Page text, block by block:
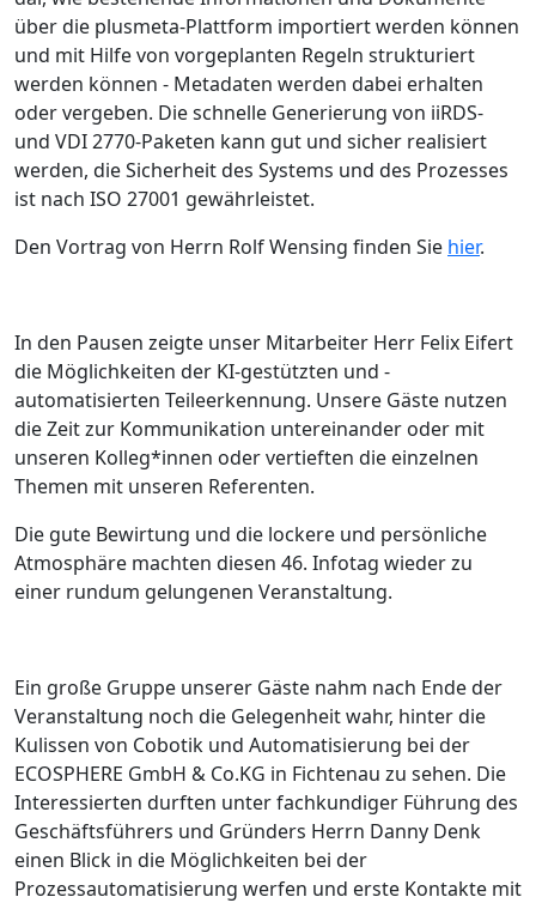
über die plusmeta-Plattform importiert werden können
und mit Hilfe von vorgeplanten Regeln strukturiert
werden können - Metadaten werden dabei erhalten
oder vergeben. Die schnelle Generierung von iiRDS-
und VDI 2770-Paketen kann gut und sicher realisiert
werden, die Sicherheit des Systems und des Prozesses
ist nach ISO 27001 gewährleistet.
Den Vortrag von Herrn Rolf Wensing finden Sie hier.
In den Pausen zeigte unser Mitarbeiter Herr Felix Eifert
die Möglichkeiten der KI-gestützten und -
automatisierten Teileerkennung. Unsere Gäste nutzen
die Zeit zur Kommunikation untereinander oder mit
unseren Kolleg*innen oder vertieften die einzelnen
Themen mit unseren Referenten.
Die gute Bewirtung und die lockere und persönliche
Atmosphäre machten diesen 46. Infotag wieder zu
einer rundum gelungenen Veranstaltung.
Ein große Gruppe unserer Gäste nahm nach Ende der
Veranstaltung noch die Gelegenheit wahr, hinter die
Kulissen von Cobotik und Automatisierung bei der
ECOSPHERE GmbH & Co.KG in Fichtenau zu sehen. Die
Interessierten durften unter fachkundiger Führung des
Geschäftsführers und Gründers Herrn Danny Denk
einen Blick in die Möglichkeiten bei der
Prozessautomatisierung werfen und erste Kontakte mit